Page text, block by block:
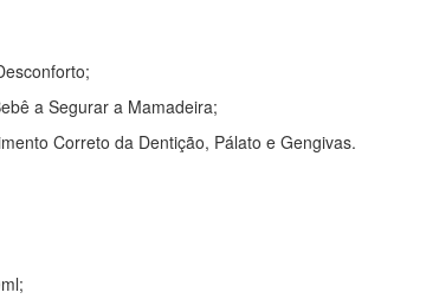
a Segurar a Mamadeira;
Correto da Dentição, Pálato e Gengivas.